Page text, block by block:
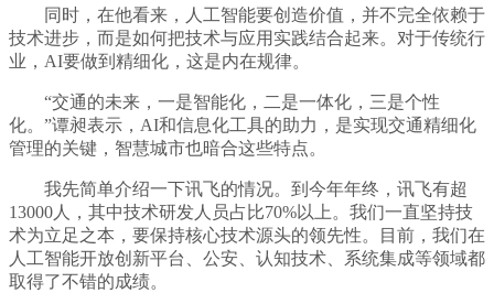
同时，在他看来，人工智能要创造价值，并不完全依赖于
技术进步，而是如何把技术与应用实践结合起来。对于传统行
业，AI要做到精细化，这是内在规律。
“交通的未来，一是智能化，二是一体化，三是个性
化。”谭昶表示，AI和信息化工具的助力，是实现交通精细化
管理的关键，智慧城市也暗合这些特点。
我先简单介绍一下讯飞的情况。到今年年终，讯飞有超
13000人，其中技术研发人员占比70%以上。我们一直坚持技
术为立足之本，要保持核心技术源头的领先性。目前，我们在
人工智能开放创新平台、公安、认知技术、系统集成等领域都
取得了不错的成绩。